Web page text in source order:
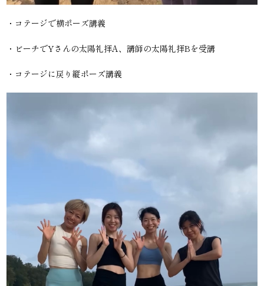
・コテージで横ポーズ講義
・ビーチでYさんの太陽礼拝A、講師の太陽礼拝Bを受講
・コテージに戻り縦ポーズ講義